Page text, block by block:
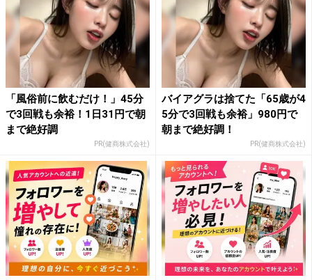
「風俗前に飲むだけ！」45分
で3回戦も余裕！1日31円で朝
まで絶好調
PR(健商株式会社)
バイアグラは捨てた「65歳が4
5分で3回戦も余裕」980円で
朝まで絶好調！
PR(健商株式会社)